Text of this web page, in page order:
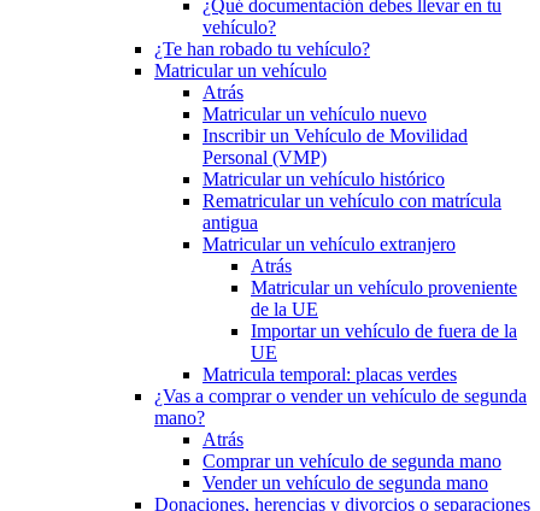
¿Qué documentación debes llevar en tu
vehículo?
¿Te han robado tu vehículo?
Matricular un vehículo
Atrás
Matricular un vehículo nuevo
Inscribir un Vehículo de Movilidad
Personal (VMP)
Matricular un vehículo histórico
Rematricular un vehículo con matrícula
antigua
Matricular un vehículo extranjero
Atrás
Matricular un vehículo proveniente
de la UE
Importar un vehículo de fuera de la
UE
Matricula temporal: placas verdes
¿Vas a comprar o vender un vehículo de segunda
mano?
Atrás
Comprar un vehículo de segunda mano
Vender un vehículo de segunda mano
Donaciones, herencias y divorcios o separaciones